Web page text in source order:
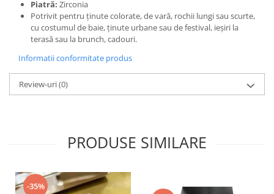
Piatră: Zirconia
Potrivit pentru ținute colorate, de vară, rochii lungi sau scurte,
cu costumul de baie, ținute urbane sau de festival, ieșiri la
terasă sau la brunch, cadouri.
Informatii conformitate produs
Review-uri(0)
PRODUSE SIMILARE
-35%